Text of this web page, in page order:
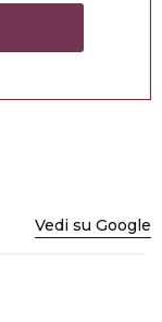
Vedi su Google